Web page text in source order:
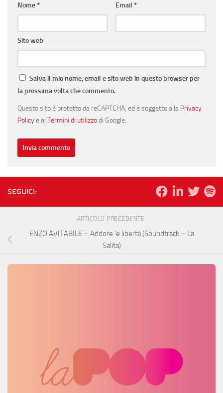
Nome* Email *
Sito web
Salva il mio nome, email e sito web in questo browser per
la prossima volta che commento.
Questo sito è protetto da reCAPTCHA, ed è soggetto alla Privacy
Policye ai Termini di utilizzodi Google.
SEGUICI:
ARTICOLO PRECEDENTE
ENZO AVITABILE – Addore ‘e libertà (Soundtrack – La
Salita)